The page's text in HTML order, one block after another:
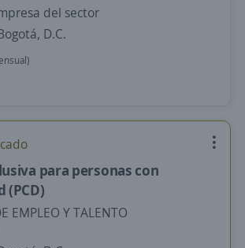
del sector
D.C.
para personas con
(PCD)
EMPLEO Y TALENTO